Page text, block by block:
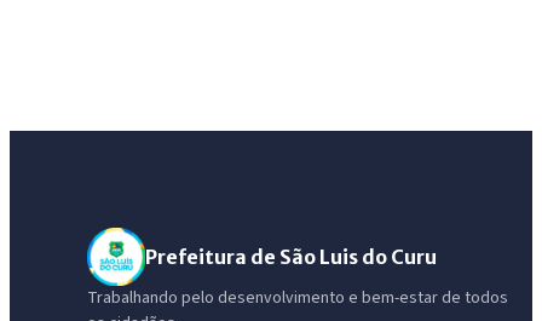
Prefeitura de São Luis do Curu
Trabalhando pelo desenvolvimento e bem-estar de todos